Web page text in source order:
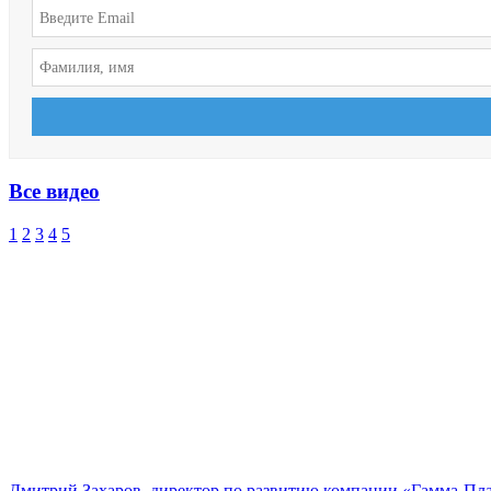
Все видео
1 2 3 4 5